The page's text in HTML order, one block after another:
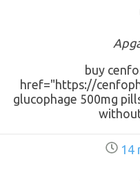
buy
href="https://
glucophage 500mg
14